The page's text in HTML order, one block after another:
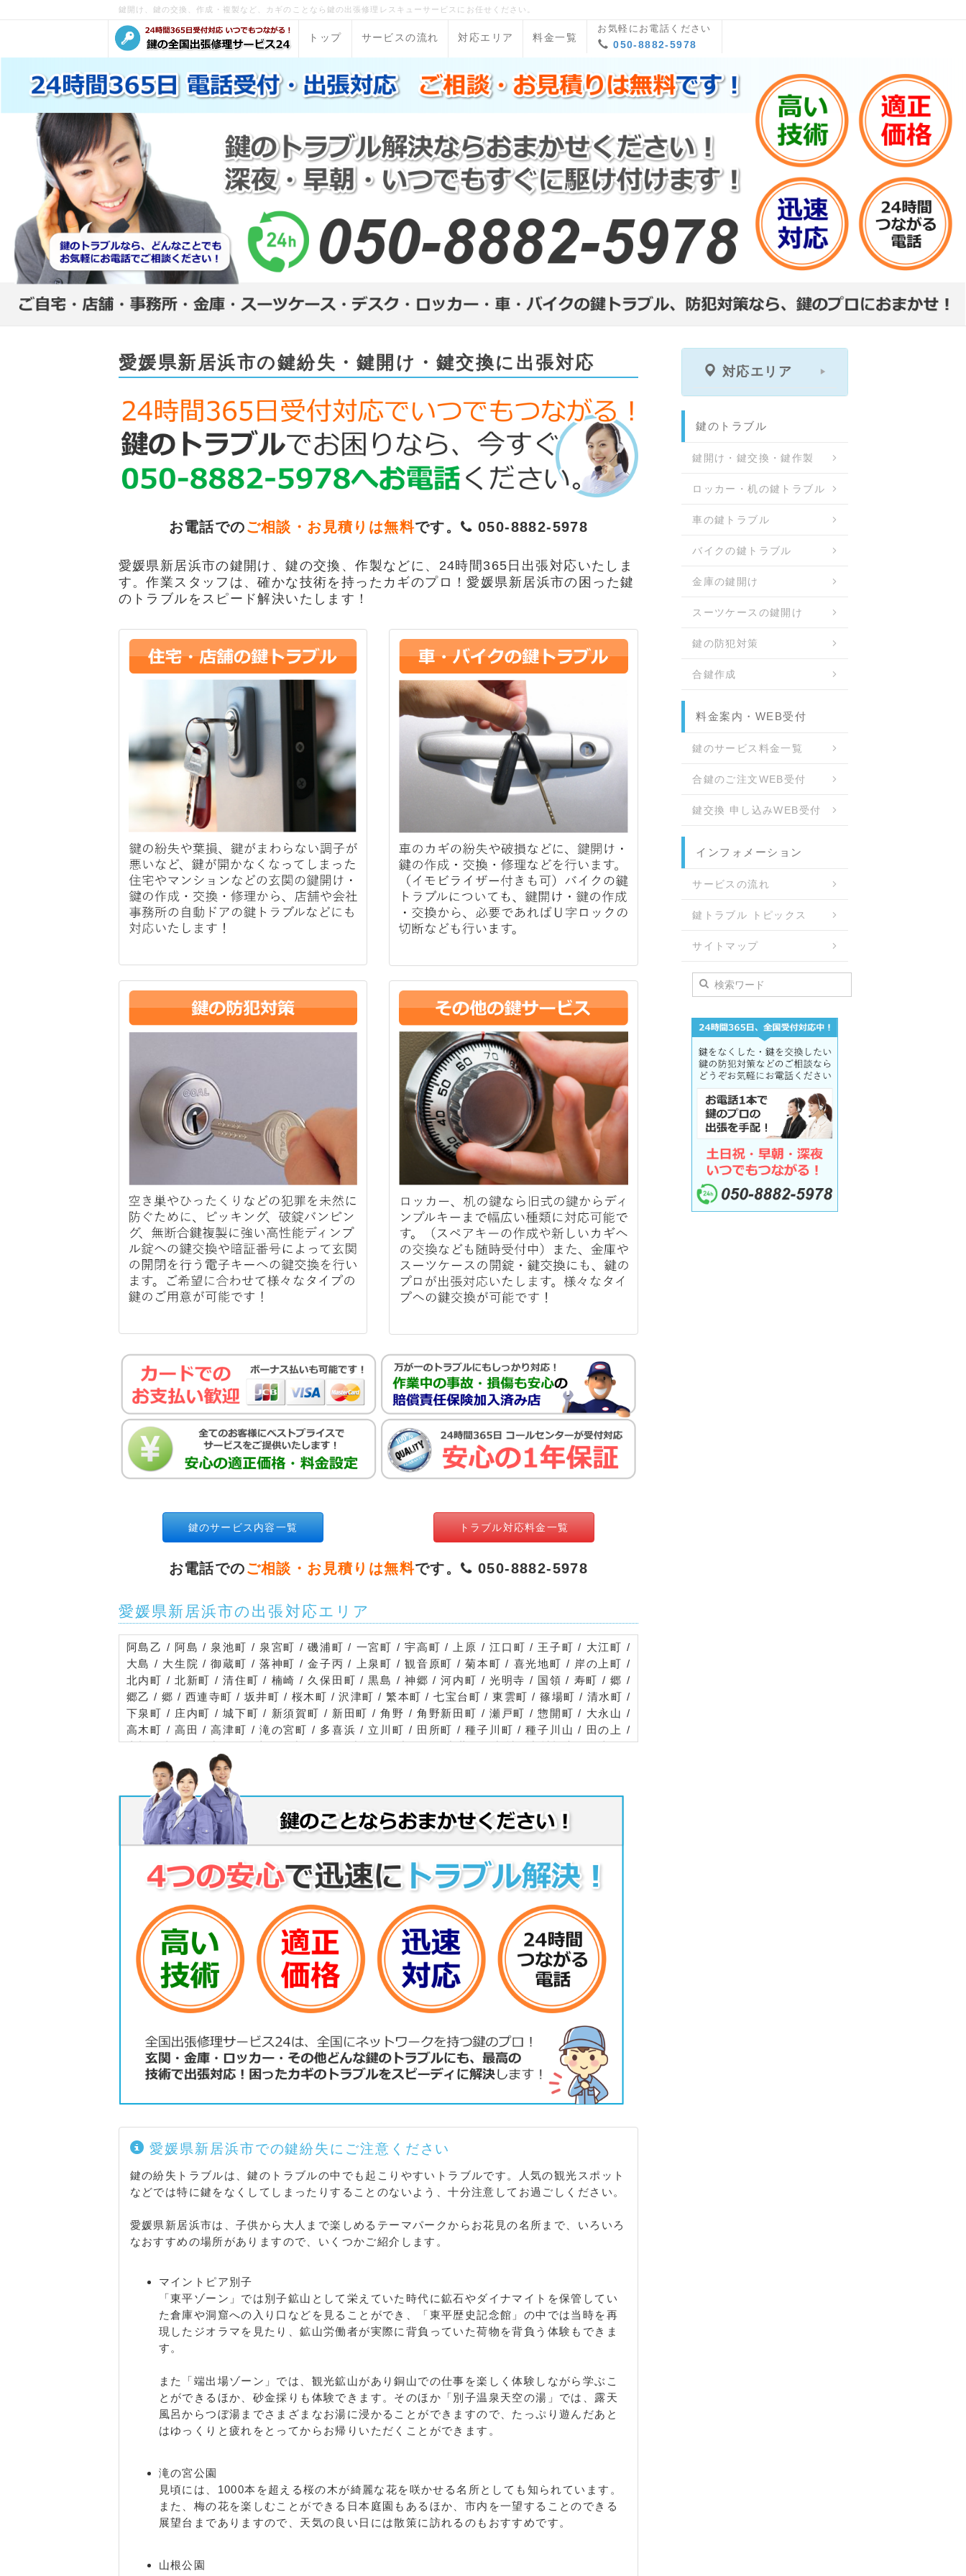
鍵開け、鍵の交換、作成・複製など、カギのことなら鍵の出張修理レスキューサービスにお任せください。
トップ サービスの流れ 対応エリア 料金一覧
お気軽にお電話ください
050-8882-5978
愛媛県新居浜市の鍵紛失・鍵開け・鍵交換に出張対応
お電話でのご相談・お見積りは無料です。 050-8882-5978
愛媛県新居浜市の鍵開け、鍵の交換、作製などに、24時間365日出張対応いたしま
す。作業スタッフは、確かな技術を持ったカギのプロ！愛媛県新居浜市の困った鍵
のトラブルをスピード解決いたします！
鍵のサービス内容一覧 トラブル対応料金一覧
お電話でのご相談・お見積りは無料です。 050-8882-5978
愛媛県新居浜市の出張対応エリア
阿島乙 / 阿島 / 泉池町 / 泉宮町 / 磯浦町 / 一宮町 / 宇高町 / 上原 / 江口町 / 王子町 / 大江町 /
大島 / 大生院 / 御蔵町 / 落神町 / 金子丙 / 上泉町 / 観音原町 / 菊本町 / 喜光地町 / 岸の上町 /
北内町 / 北新町 / 清住町 / 楠崎 / 久保田町 / 黒島 / 神郷 / 河内町 / 光明寺 / 国領 / 寿町 / 郷 /
郷乙 / 郷 / 西連寺町 / 坂井町 / 桜木町 / 沢津町 / 繁本町 / 七宝台町 / 東雲町 / 篠場町 / 清水町 /
下泉町 / 庄内町 / 城下町 / 新須賀町 / 新田町 / 角野 / 角野新田町 / 瀬戸町 / 惣開町 / 大永山 /
高木町 / 高田 / 高津町 / 滝の宮町 / 多喜浜 / 立川町 / 田所町 / 種子川町 / 種子川山 / 田の上 /
土橋 / 東田 / 徳常町 / 外山町 / 中須賀町 / 中筋町 / 中西町 / 中萩町 / 中村 / 中村松木 / 長岩町 /
新居浜乙 / 西泉町 / 西喜光地町 / 西の土居町 / 西原町 / 西町 / 荷内町 / 萩生 / 八幡 / 垣生 / 平
形町 / 船木 / 別子山 / 星越町 / 星原町 / 本郷 / 前田町 / 政枝町 / 又野 / 松木町 / 松の木町 / 松
原町 / 松神子 / 港町 / 南小松原町 / 宮西町 / 宮原町 / 八雲町 / 山田町 / 山根町 / 横水町 / 吉岡
町 / 若水町
愛媛県新居浜市での鍵紛失にご注意ください
鍵の紛失トラブルは、鍵のトラブルの中でも起こりやすいトラブルです。人気の観光スポット
などでは特に鍵をなくしてしまったりすることのないよう、十分注意してお過ごしください。
愛媛県新居浜市は、子供から大人まで楽しめるテーマパークからお花見の名所まで、いろいろ
なおすすめの場所がありますので、いくつかご紹介します。
マイントピア別子
「東平ゾーン」では別子鉱山として栄えていた時代に鉱石やダイナマイトを保管してい
た倉庫や洞窟への入り口などを見ることができ、「東平歴史記念館」の中では当時を再
現したジオラマを見たり、鉱山労働者が実際に背負っていた荷物を背負う体験もできま
す。
また「端出場ゾーン」では、観光鉱山があり銅山での仕事を楽しく体験しながら学ぶこ
とができるほか、砂金採りも体験できます。そのほか「別子温泉天空の湯」では、露天
風呂からつぼ湯までさまざまなお湯に浸かることができますので、たっぷり遊んだあと
はゆっくりと疲れをとってからお帰りいただくことができます。
滝の宮公園
見頃には、1000本を超える桜の木が綺麗な花を咲かせる名所としても知られています。
また、梅の花を楽しむことができる日本庭園もあるほか、市内を一望することのできる
展望台までありますので、天気の良い日には散策に訪れるのもおすすめです。
山根公園
対応エリア
鍵のトラブル
鍵開け・鍵交換・鍵作製
ロッカー・机の鍵トラブル
車の鍵トラブル
バイクの鍵トラブル
金庫の鍵開け
スーツケースの鍵開け
鍵の防犯対策
合鍵作成
料金案内・WEB受付
鍵のサービス料金一覧
合鍵のご注文WEB受付
鍵交換 申し込みWEB受付
インフォメーション
サービスの流れ
鍵トラブル トピックス
サイトマップ